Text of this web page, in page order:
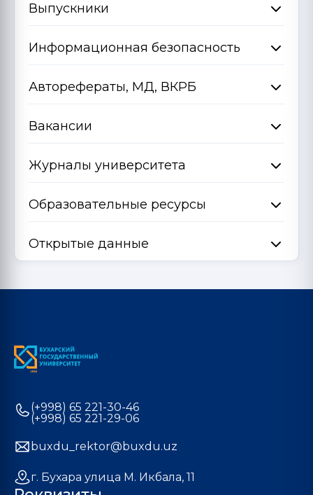
Выпускники
Информационная безопасность
Авторефераты, МД, ВКРБ
Вакансии
Журналы университета
Образовательные ресурсы
Открытые данные
(+998) 65 221-30-46
(+998) 65 221-29-06
buxdu_rektor@buxdu.uz
г. Бухара улица М. Икбала, 11